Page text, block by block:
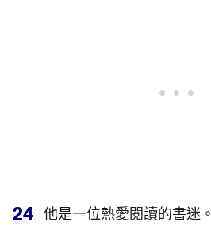
24 他是一位熱愛閱讀的書迷。